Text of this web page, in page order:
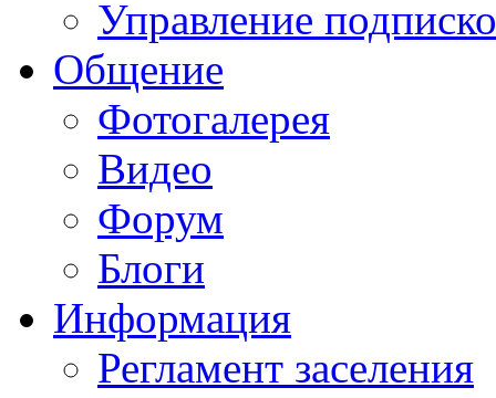
Управление
Общение
Фотогалерея
Видео
Форум
Блоги
Информация
Регламент заселения